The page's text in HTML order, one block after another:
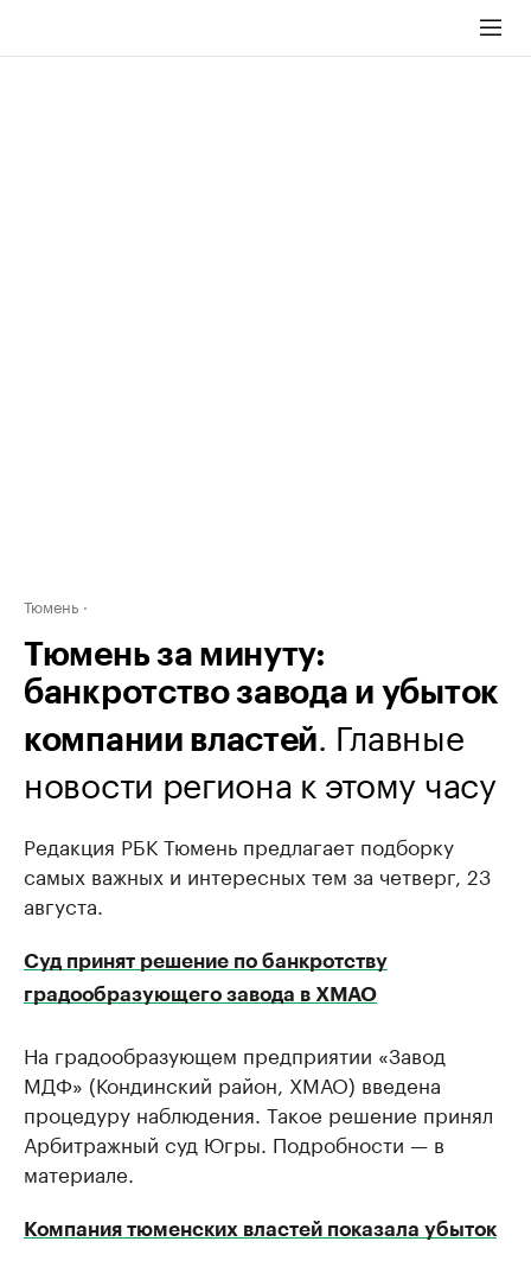
Тюмень
Тюмень за минуту:
банкротство завода и убыток
компании властей. Главные
новости региона к этому часу
Редакция РБК Тюмень предлагает подборку
самых важных и интересных тем за четверг, 23
августа.
Суд принят решение по банкротству
градообразующего завода в ХМАО
На градообразующем предприятии «Завод
МДФ» (Кондинский район, ХМАО) введена
процедуру наблюдения. Такое решение принял
Арбитражный суд Югры. Подробности — в
материале.
Компания тюменских властей показала убыток